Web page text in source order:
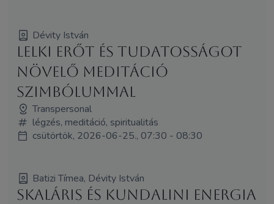
Dévity István
LELKI ERŐT ÉS TUDATOSSÁGOT
NÖVELŐ MEDITÁCIÓ
SZIMBÓLUMMAL
Transpersonal
légzés, meditáció, spiritualitás
csütörtök, 2026-06-25., 07:30 - 08:30
Batizi Tímea, Dévity István
SKALÁRIS ÉS KUNDALINI ENERGIA